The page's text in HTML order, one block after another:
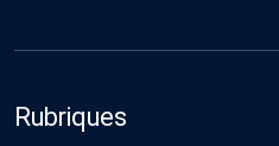
Rubriques